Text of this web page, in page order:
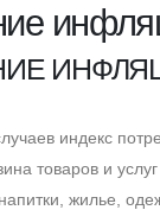
индекс
товаров и
жилье,